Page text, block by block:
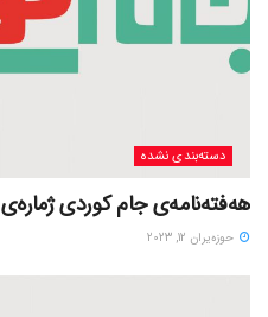
دسته‌بندی نشده
هەفتەنامەی جام کوردی ژمارەی 323
حوزه‌یران 12, 2023